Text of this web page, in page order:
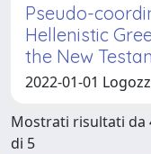
Pseudo-
Hellenistic
the New
2022-01-01
Mostrati risultati da
di 5